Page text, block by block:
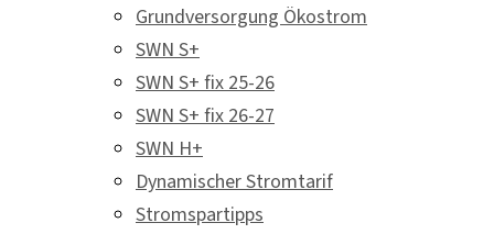
Grundversorgung Ökostrom
SWN S+
SWN S+ fix 25-26
SWN S+ fix 26-27
SWN H+
Dynamischer Stromtarif
Stromspartipps